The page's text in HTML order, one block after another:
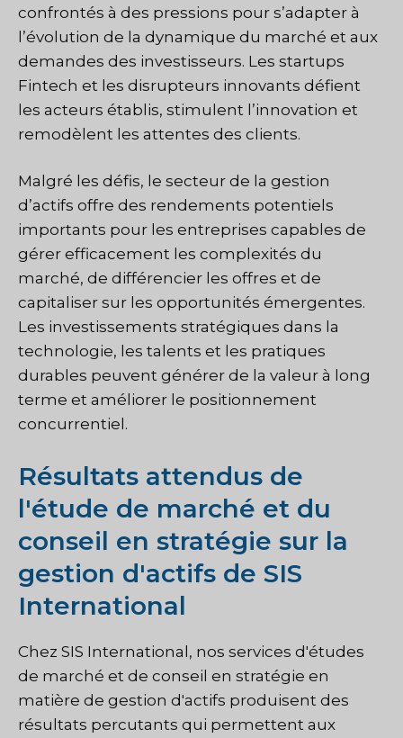
confrontés à des pressions pour s’adapter à
l’évolution de la dynamique du marché et aux
demandes des investisseurs. Les startups
Fintech et les disrupteurs innovants défient
les acteurs établis, stimulent l’innovation et
remodèlent les attentes des clients.
Malgré les défis, le secteur de la gestion
d’actifs offre des rendements potentiels
importants pour les entreprises capables de
gérer efficacement les complexités du
marché, de différencier les offres et de
capitaliser sur les opportunités émergentes.
Les investissements stratégiques dans la
technologie, les talents et les pratiques
durables peuvent générer de la valeur à long
terme et améliorer le positionnement
concurrentiel.
Résultats attendus de
l'étude de marché et du
conseil en stratégie sur la
gestion d'actifs de SIS
International
Chez SIS International, nos services d'études
de marché et de conseil en stratégie en
matière de gestion d'actifs produisent des
résultats percutants qui permettent aux